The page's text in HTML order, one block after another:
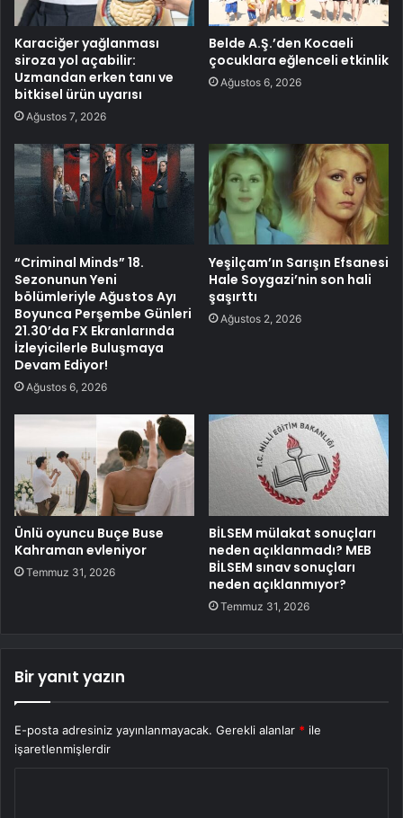
Karaciğer yağlanması
siroza yol açabilir:
Uzmandan erken tanı ve
bitkisel ürün uyarısı
Ağustos 7, 2026
Belde A.Ş.’den Kocaeli
çocuklara eğlenceli etkinlik
Ağustos 6, 2026
“Criminal Minds” 18.
Sezonunun Yeni
bölümleriyle Ağustos Ayı
Boyunca Perşembe Günleri
21.30’da FX Ekranlarında
İzleyicilerle Buluşmaya
Devam Ediyor!
Ağustos 6, 2026
Yeşilçam’ın Sarışın Efsanesi
Hale Soygazi’nin son hali
şaşırttı
Ağustos 2, 2026
Ünlü oyuncu Buçe Buse
Kahraman evleniyor
Temmuz 31, 2026
BİLSEM mülakat sonuçları
neden açıklanmadı? MEB
BİLSEM sınav sonuçları
neden açıklanmıyor?
Temmuz 31, 2026
Bir yanıt yazın
E-posta adresiniz yayınlanmayacak. Gerekli alanlar * ile
işaretlenmişlerdir